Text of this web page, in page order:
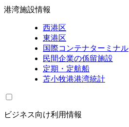
港湾施設情報
西港区
東港区
国際コンテナターミナル
民間企業の係留施設
定期・定航船
苫小牧港港湾統計
ビジネス向け利用情報